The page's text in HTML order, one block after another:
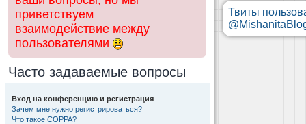
приветствуем
взаимодействие между
пользователями
Часто задаваемые вопросы
Вход на конференцию и регистрация
Зачем мне нужно регистрироваться?
Что такое COPPA?
Твиты